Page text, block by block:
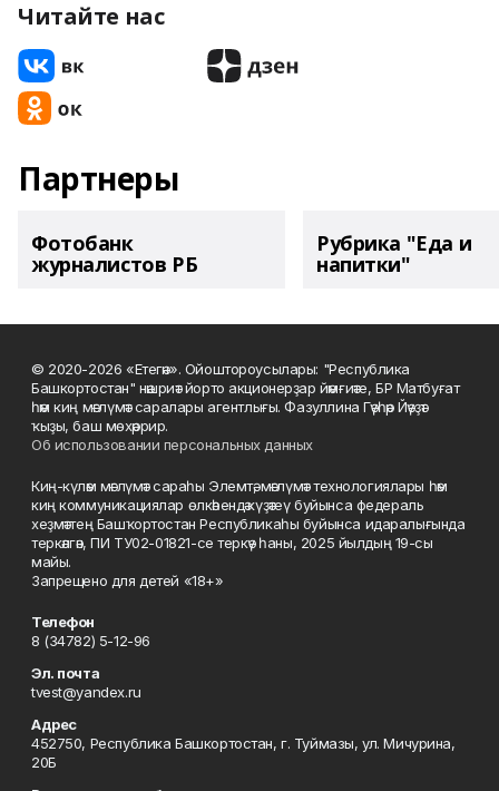
Читайте нас
Партнеры
Фотобанк
журналистов РБ
Рубрика "Еда и
напитки"
© 2020-2026 «Етегән». Ойоштороусылары: "Республика
Башкортостан" нәшриәт йорто акционерҙар йәмғиәте, БР Матбуғат
һәм киң мәғлүмәт саралары агентлығы. Фазуллина Гәүһәр Йәүҙәт
ҡыҙы, баш мөхәррир.
Об использовании персональных данных
Киң-күләм мәғлүмәт сараһы Элемтә, мәғлүмәт технологиялары һәм
киң коммуникациялар өлкәһендә күҙәтеү буйынса федераль
хеҙмәттең Башҡортостан Республикаһы буйынса идаралығында
теркәлгән, ПИ ТУ02-01821-се теркәү һаны, 2025 йылдың 19-сы
майы.
Запрещено для детей «18+»
Телефон
8 (34782) 5-12-96
Эл. почта
tvest@yandex.ru
Адрес
452750, Республика Башкортостан, г. Туймазы, ул. Мичурина,
20Б